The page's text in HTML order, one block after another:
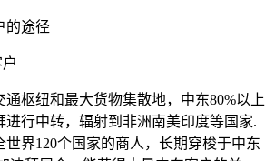
的途径
枢纽和最大货物集散地，中东80%以上
进行中转，辐射到非洲南美印度等国家.
世界120个国家的商人，长期穿梭于中东